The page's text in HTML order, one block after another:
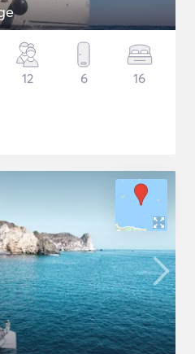
12 6 16